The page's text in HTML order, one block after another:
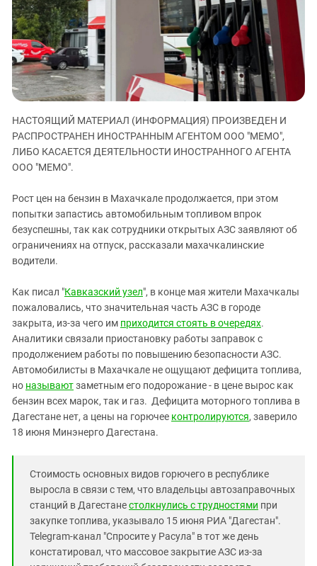
ЗАСТАВЛЯЕТ
КАВКАЗ ЗА ПАЛЕСТИНУ
ИНАКОМЫСЛИЕ В ЧЕЧНЕ
ПРЕСЛЕДОВАНИЕ АКТИВИСТОВ
МОБИЛИЗАЦИЯ И ПРОТЕСТЫ
Дагестан
Ингушетия
Кабардино-Балкария
Калмыкия
Карачаево-Черкесия
Краснодарский край
Российская Федерация
Северная Осетия - Алания
СКФО
Ставропольский край
Южная Осетия
Южный Кавказ
ЮФО
НАСТОЯЩИЙ МАТЕРИАЛ (ИНФОРМАЦИЯ) ПРОИЗВЕДЕН И
РАСПРОСТРАНЕН ИНОСТРАННЫМ АГЕНТОМ ООО "МЕМО",
ЛИБО КАСАЕТСЯ ДЕЯТЕЛЬНОСТИ ИНОСТРАННОГО АГЕНТА
ООО "МЕМО".
Рост цен на бензин в Махачкале продолжается, при этом
попытки запастись автомобильным топливом впрок
безуспешны, так как сотрудники открытых АЗС заявляют об
ограничениях на отпуск, рассказали махачкалинские
водители.
Как писал "Кавказский узел", в конце мая жители Махачкалы
пожаловались, что значительная часть АЗС в городе
закрыта, из-за чего им приходится стоять в очередях.
Аналитики связали приостановку работы заправок с
продолжением работы по повышению безопасности АЗС.
Автомобилисты в Махачкале не ощущают дефицита топлива,
но называютзаметным его подорожание - в цене вырос как
бензин всех марок, так и газ. Дефицита моторного топлива в
Дагестане нет, а цены на горючее контролируются, заверило
18 июня Минэнерго Дагестана.
Стоимость основных видов горючего в республике
выросла в связи с тем, что владельцы автозаправочных
станций в Дагестанестолкнулись с трудностями при
закупке топлива, указывало 15 июня РИА "Дагестан".
Telegram-канал "Спросите у Расула" в тот же день
констатировал, что массовое закрытие АЗС из-за